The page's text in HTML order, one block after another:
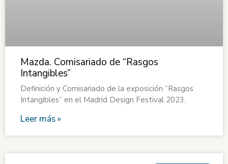
Mazda. Comisariado de “Rasgos
Intangibles”
Definición y Comisariado de la exposición “Rasgos
Intangibles” en el Madrid Design Festival 2023.
Leer más »